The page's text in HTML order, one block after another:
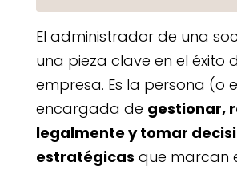
El administrador de una
una pieza clave en el éxito
empresa. Es la persona (o
encargada de gestionar,
legalmente y tomar
estratégicas que marcan